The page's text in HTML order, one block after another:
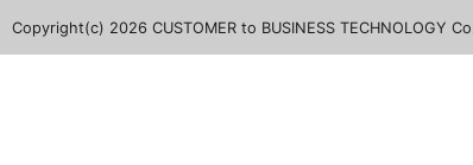
Copyright(c) 2026 CUSTOMER to BUSINESS TECHNOLOGY